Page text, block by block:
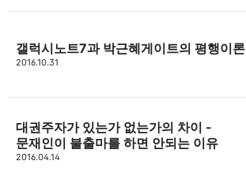
thebravepost.com
갤럭시노트7과 박근혜게이트의 평행이론
2016.10.31
대권주자가 있는가 없는가의 차이 -
문재인이 불출마를 하면 안되는 이유
2016.04.14